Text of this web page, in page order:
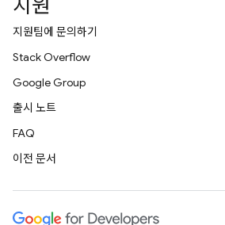
지원
지원팀에 문의하기
Stack Overflow
Google Group
출시 노트
FAQ
이전 문서